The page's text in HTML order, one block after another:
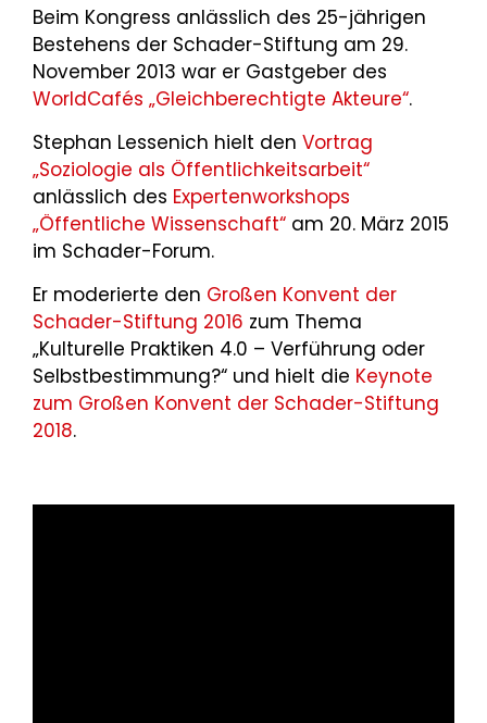
Beim Kongress anlässlich des 25-jährigen
Bestehens der Schader-Stiftung am 29.
November 2013 war er Gastgeber des
WorldCafés „Gleichberechtigte Akteure“.
Stephan Lessenich hielt den Vortrag
„Soziologie als Öffentlichkeitsarbeit“
anlässlich des Expertenworkshops
„Öffentliche Wissenschaft“ am 20. März 2015
im Schader-Forum.
Er moderierte den Großen Konvent der
Schader-Stiftung 2016 zum Thema
„Kulturelle Praktiken 4.0 – Verführung oder
Selbstbestimmung?“ und hielt die Keynote
zum Großen Konvent der Schader-Stiftung
2018.